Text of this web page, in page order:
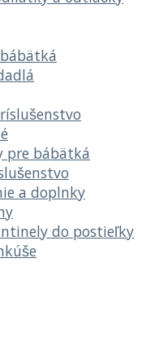
pre bábätká
a doplnky
do postieľky